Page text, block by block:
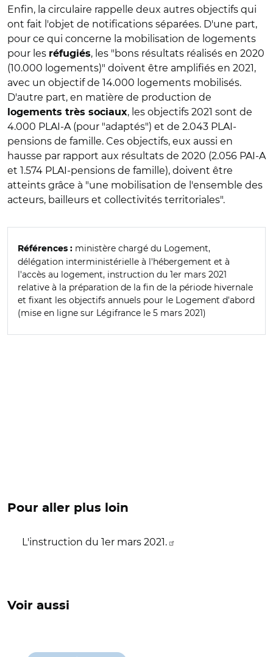
Enfin, la circulaire rappelle deux autres objectifs qui
ont fait l'objet de notifications séparées. D'une part,
pour ce qui concerne la mobilisation de logements
pour les réfugiés, les "bons résultats réalisés en 2020
(10.000 logements)" doivent être amplifiés en 2021,
avec un objectif de 14.000 logements mobilisés.
D'autre part, en matière de production de
logements très sociaux, les objectifs 2021 sont de
4.000 PLAI-A (pour "adaptés") et de 2.043 PLAI-
pensions de famille. Ces objectifs, eux aussi en
hausse par rapport aux résultats de 2020 (2.056 PAI-A
et 1.574 PLAI-pensions de famille), doivent être
atteints grâce à "une mobilisation de l'ensemble des
acteurs, bailleurs et collectivités territoriales".
Références : ministère chargé du Logement,
délégation interministérielle à l'hébergement et à
l'accès au logement, instruction du 1er mars 2021
relative à la préparation de la fin de la période hivernale
et fixant les objectifs annuels pour le Logement d'abord
(mise en ligne sur Légifrance le 5 mars 2021)
Pour aller plus loin
L'instruction du 1er mars 2021.
Voir aussi